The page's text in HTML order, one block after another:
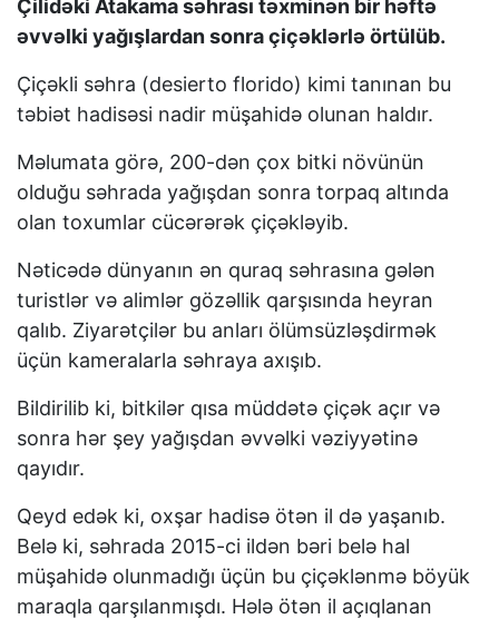
Çilidəki Atakama səhrası təxminən bir həftə
əvvəlki yağışlardan sonra çiçəklərlə örtülüb.
Çiçəkli səhra (desierto florido) kimi tanınan bu
təbiət hadisəsi nadir müşahidə olunan haldır.
Məlumata görə, 200-dən çox bitki növünün
olduğu səhrada yağışdan sonra torpaq altında
olan toxumlar cücərərək çiçəkləyib.
Nəticədə dünyanın ən quraq səhrasına gələn
turistlər və alimlər gözəllik qarşısında heyran
qalıb. Ziyarətçilər bu anları ölümsüzləşdirmək
üçün kameralarla səhraya axışıb.
Bildirilib ki, bitkilər qısa müddətə çiçək açır və
sonra hər şey yağışdan əvvəlki vəziyyətinə
qayıdır.
Qeyd edək ki, oxşar hadisə ötən il də yaşanıb.
Belə ki, səhrada 2015-ci ildən bəri belə hal
müşahidə olunmadığı üçün bu çiçəklənmə böyük
maraqla qarşılanmışdı. Hələ ötən il açıqlanan